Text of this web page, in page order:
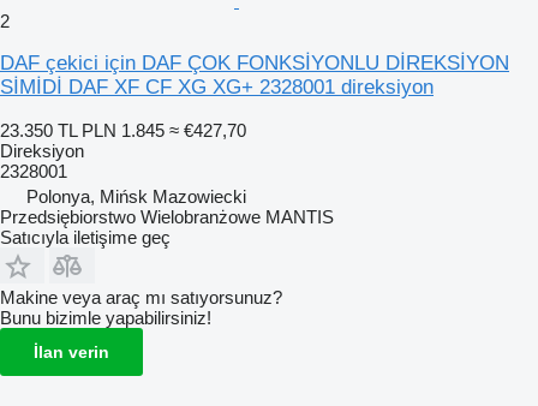
2
DAF çekici için DAF ÇOK FONKSİYONLU DİREKSİYON
SİMİDİ DAF XF CF XG XG+ 2328001 direksiyon
23.350 TL PLN 1.845 ≈ €427,70
Direksiyon
2328001
Polonya, Mińsk Mazowiecki
Przedsiębiorstwo Wielobranżowe MANTIS
Satıcıyla iletişime geç
Makine veya araç mı satıyorsunuz?
Bunu bizimle yapabilirsiniz!
İlan verin